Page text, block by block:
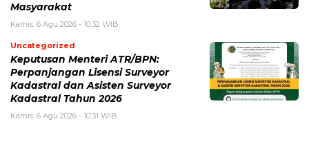
Masyarakat
Kamis, 6 Agu 2026 - 10:32 WIB
Uncategorized
Keputusan Menteri ATR/BPN:
Perpanjangan Lisensi Surveyor
Kadastral dan Asisten Surveyor
Kadastral Tahun 2026
Kamis, 6 Agu 2026 - 10:31 WIB